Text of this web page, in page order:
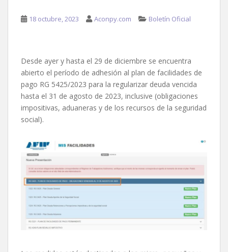
18 octubre, 2023 Aconpy.com Boletín Oficial
Desde ayer y hasta el 29 de diciembre se encuentra
abierto el período de adhesión al plan de facilidades de
pago RG 5425/2023 para la regularizar deuda vencida
hasta el 31 de agosto de 2023, inclusive (obligaciones
impositivas, aduaneras y de los recursos de la seguridad
social).